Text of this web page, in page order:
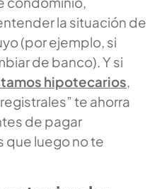
la situación de
(por ejemplo, si
de banco). Y si
hipotecarios
te ahorra
de pagar
que luego no te